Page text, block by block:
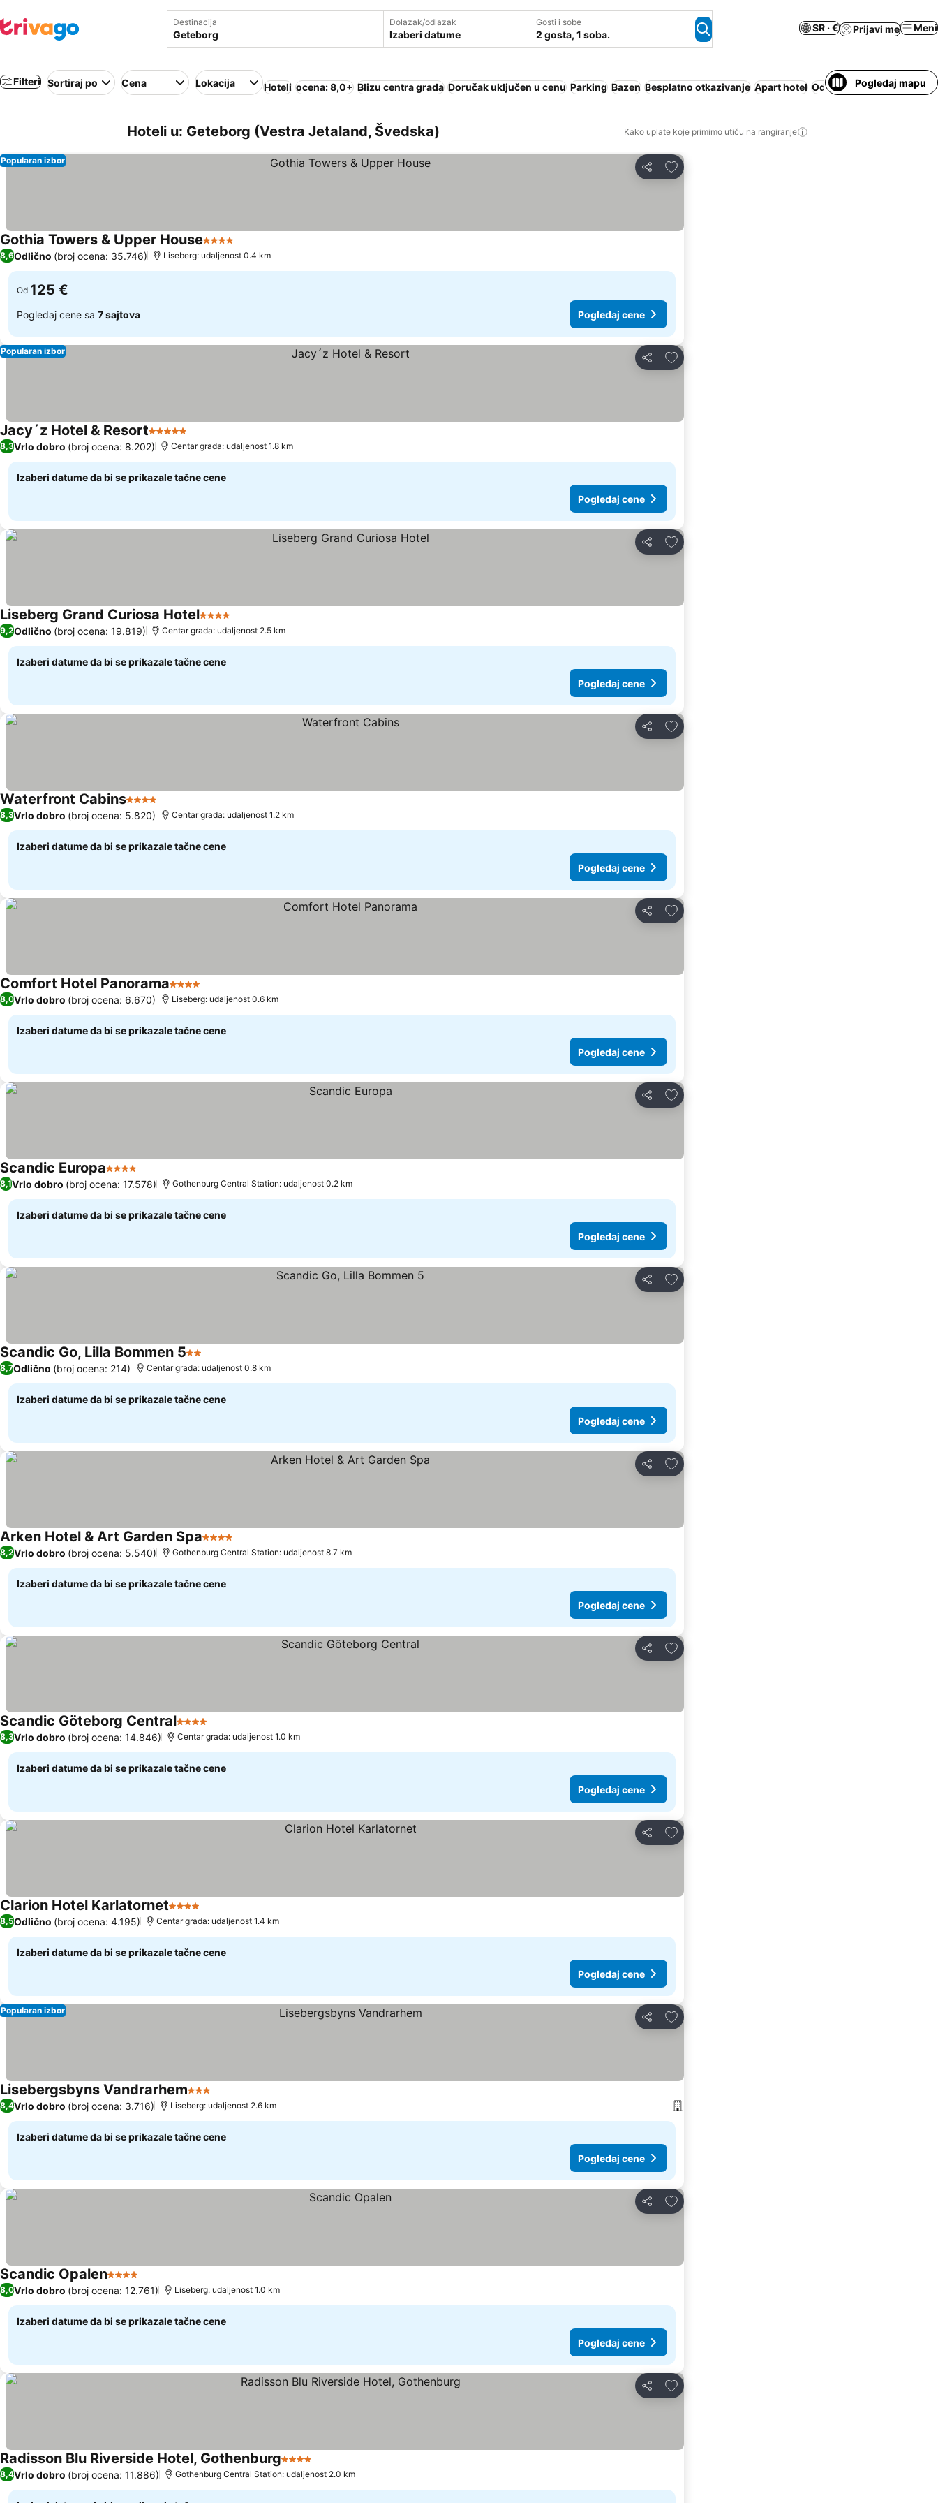
Destinacija Dolazak/odlazak
Izaberi datume
Gosti i sobe
2 gosta, 1 soba.
SR · € Prijavi me Meni
Filteri Sortiraj po Cena Lokacija Hoteli ocena: 8,0+ Blizu centra grada Doručak uključen u cenu Parking Bazen Besplatno otkazivanje Apart hotel Odmaralište Dozvoljeni
Pogledaj mapu
Hoteli u: Geteborg (Vestra Jetaland, Švedska) Kako uplate koje primimo utiču na rangiranje
Deli
Dodati u favorite
Popularan izbor
Gothia Towers & Upper House4 Zvezdice
8,6Odlično (broj ocena: 35.746) Liseberg: udaljenost 0.4 km
Od 125 €
Pogledaj cene sa 7 sajtova Pogledaj cene
Deli
Dodati u favorite
Popularan izbor
Jacy´z Hotel & Resort5 Zvezdice
8,3Vrlo dobro (broj ocena: 8.202) Centar grada: udaljenost 1.8 km
Izaberi datume da bi se prikazale tačne cene
Pogledaj cene
Deli
Dodati u favorite
Liseberg Grand Curiosa Hotel4 Zvezdice
9,2Odlično (broj ocena: 19.819) Centar grada: udaljenost 2.5 km
Izaberi datume da bi se prikazale tačne cene
Pogledaj cene
Deli
Dodati u favorite
Waterfront Cabins4 Zvezdice
8,3Vrlo dobro (broj ocena: 5.820) Centar grada: udaljenost 1.2 km
Izaberi datume da bi se prikazale tačne cene
Pogledaj cene
Deli
Dodati u favorite
Comfort Hotel Panorama4 Zvezdice
8,0Vrlo dobro (broj ocena: 6.670) Liseberg: udaljenost 0.6 km
Izaberi datume da bi se prikazale tačne cene
Pogledaj cene
Deli
Dodati u favorite
Scandic Europa4 Zvezdice
8,1Vrlo dobro (broj ocena: 17.578) Gothenburg Central Station: udaljenost 0.2 km
Izaberi datume da bi se prikazale tačne cene
Pogledaj cene
Deli
Dodati u favorite
Scandic Go, Lilla Bommen 52 Zvezdice
8,7Odlično (broj ocena: 214) Centar grada: udaljenost 0.8 km
Izaberi datume da bi se prikazale tačne cene
Pogledaj cene
Deli
Dodati u favorite
Arken Hotel & Art Garden Spa4 Zvezdice
8,2Vrlo dobro (broj ocena: 5.540) Gothenburg Central Station: udaljenost 8.7 km
Izaberi datume da bi se prikazale tačne cene
Pogledaj cene
Deli
Dodati u favorite
Scandic Göteborg Central4 Zvezdice
8,3Vrlo dobro (broj ocena: 14.846) Centar grada: udaljenost 1.0 km
Izaberi datume da bi se prikazale tačne cene
Pogledaj cene
Deli
Dodati u favorite
Clarion Hotel Karlatornet4 Zvezdice
8,5Odlično (broj ocena: 4.195) Centar grada: udaljenost 1.4 km
Izaberi datume da bi se prikazale tačne cene
Pogledaj cene
Deli
Dodati u favorite
Popularan izbor
Lisebergsbyns Vandrarhem3 Zvezdice
8,4Vrlo dobro (broj ocena: 3.716) Liseberg: udaljenost 2.6 km
Izaberi datume da bi se prikazale tačne cene
Pogledaj cene
Deli
Dodati u favorite
Scandic Opalen4 Zvezdice
8,0Vrlo dobro (broj ocena: 12.761) Liseberg: udaljenost 1.0 km
Izaberi datume da bi se prikazale tačne cene
Pogledaj cene
Deli
Dodati u favorite
Radisson Blu Riverside Hotel, Gothenburg4 Zvezdice
8,4Vrlo dobro (broj ocena: 11.886) Gothenburg Central Station: udaljenost 2.0 km